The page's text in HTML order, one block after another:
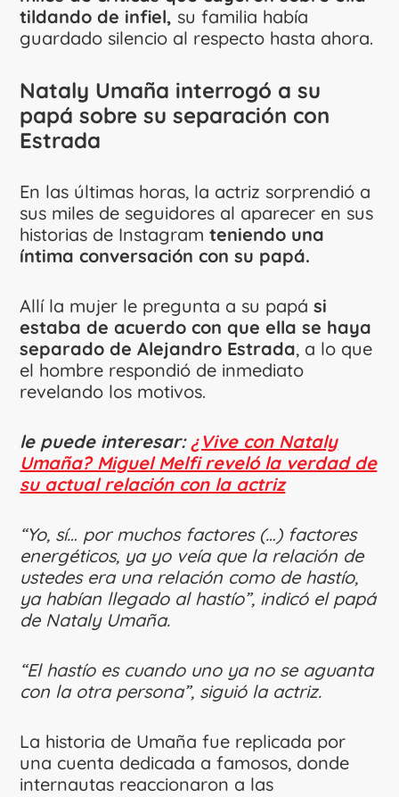
tildando de infiel, su familia había
guardado silencio al respecto hasta ahora.
Nataly Umaña interrogó a su
papá sobre su separación con
Estrada
En las últimas horas, la actriz sorprendió a
sus miles de seguidores al aparecer en sus
historias de Instagramteniendo una
íntima conversación con su papá.
Allí la mujer le pregunta a su papási
estaba de acuerdo con que ella se haya
separado de Alejandro Estrada, a lo que
el hombre respondió de inmediato
revelando los motivos.
le puede interesar: ¿Vive con Nataly
Umaña? Miguel Melfi reveló la verdad de
su actual relación con la actriz
“Yo, sí… por muchos factores (…) factores
energéticos, ya yo veía que la relación de
ustedes era una relación como de hastío,
ya habían llegado al hastío”, indicó el papá
de Nataly Umaña.
“El hastío es cuando uno ya no se aguanta
con la otra persona”, siguió la actriz.
La historia de Umaña fue replicada por
una cuenta dedicada a famosos, donde
internautas reaccionaron a las